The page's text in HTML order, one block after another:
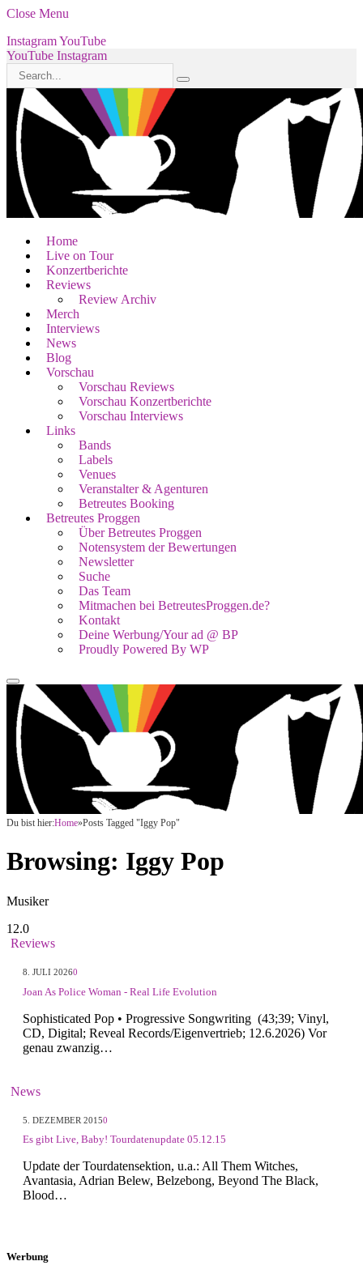
Close Menu
InstagramYouTube
YouTube Instagram
Home
Live on Tour
Konzertberichte
Reviews
Review Archiv
Merch
Interviews
News
Blog
Vorschau
Vorschau Reviews
Vorschau Konzertberichte
Vorschau Interviews
Links
Bands
Labels
Venues
Veranstalter & Agenturen
Betreutes Booking
Betreutes Proggen
Über Betreutes Proggen
Notensystem der Bewertungen
Newsletter
Suche
Das Team
Mitmachen bei BetreutesProggen.de?
Kontakt
Deine Werbung/Your ad @ BP
Proudly Powered By WP
Du bist hier:Home»Posts Tagged "Iggy Pop"
Browsing: Iggy Pop
Musiker
12.0
Reviews
8. JULI 20260
Joan As Police Woman - Real Life Evolution
Sophisticated Pop • Progressive Songwriting (43;39; Vinyl,
CD, Digital; Reveal Records/Eigenvertrieb; 12.6.2026) Vor
genau zwanzig…
News
5. DEZEMBER 20150
Es gibt Live, Baby! Tourdatenupdate 05.12.15
Update der Tourdatensektion, u.a.: All Them Witches,
Avantasia, Adrian Belew, Belzebong, Beyond The Black,
Blood…
Werbung